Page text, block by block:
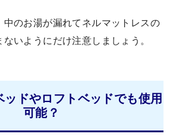
中のお湯が漏れてネルマットレスの
いようにだけ注意しましょう。
ドやロフトベッドでも使用
可能？